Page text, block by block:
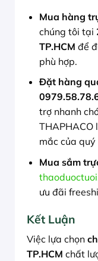
Mua hàng
chúng tôi tại
TP.HCM để
phù hợp.
Đặt hàng
trợ nhanh
THAPHACO
mắc của quý
Mua sắm
ưu đãi
Kết Luận
Việc lựa chọn
TP.HCM chất